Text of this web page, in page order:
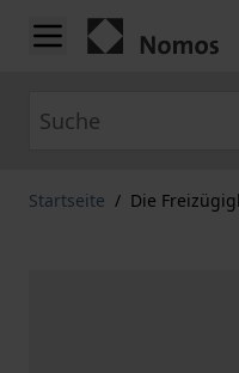
Zum Inhalt springen
Startseite / Die